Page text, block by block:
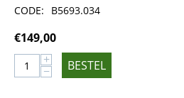
CODE:
B5693.034
€149,00
+
− BESTEL